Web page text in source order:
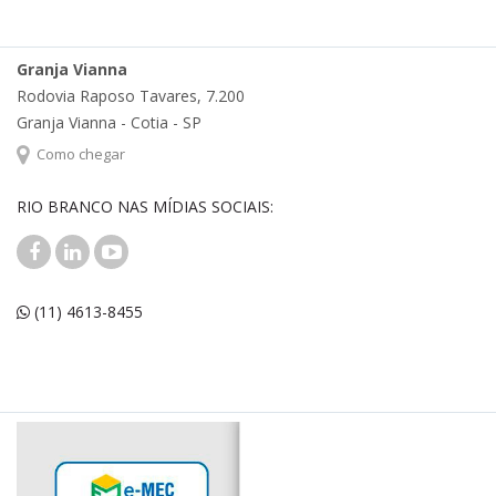
Granja Vianna
Rodovia Raposo Tavares, 7.200
Granja Vianna - Cotia - SP
Como chegar
RIO BRANCO NAS MÍDIAS SOCIAIS:
(11) 4613-8455